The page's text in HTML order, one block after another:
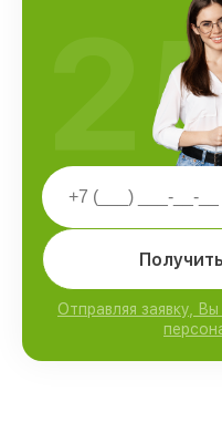
Отправляя заявку,